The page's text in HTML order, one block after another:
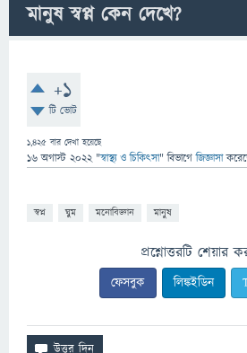
মানুষ স্বপ্ন কেন দেখে?
+1
টি ভোট
1,425 বার দেখা হয়েছে
16 অগাস্ট 2022 "স্বাস্থ্য ও চিকিৎসা" বিভাগে জিজ্ঞাসা
স্বপ্ন ঘুম মনোবিজ্ঞান মানুষ
প্রশ্নোত্তরটি শেয়ার
ফেসবুক লিঙ্কইডিন